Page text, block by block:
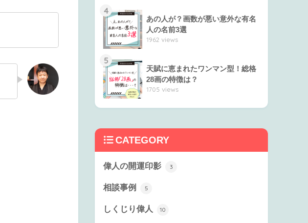
4
あの人が？画数が悪い意外な有名
人の名前3選
1962 views
5
天賦に恵まれたワンマン型！総格
28画の特徴は？
1705 views
CATEGORY
偉人の開運印影 3
相談事例 5
しくじり偉人 10